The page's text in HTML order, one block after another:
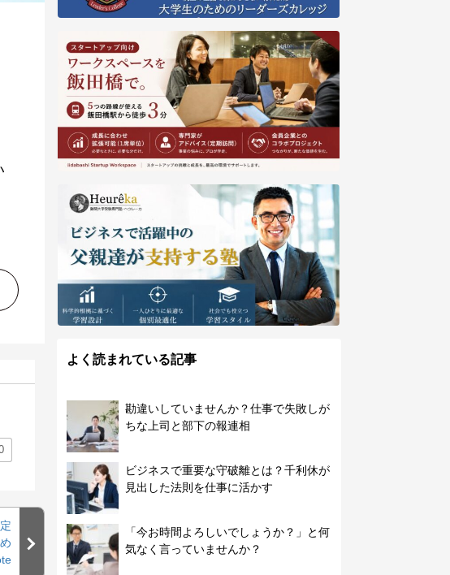
よく読まれている記事
勘違いしていませんか？仕事で失敗しが
ちな上司と部下の報連相
ビジネスで重要な守破離とは？千利休が
見出した法則を仕事に活かす
「今お時間よろしいでしょうか？」と何
気なく言っていませんか？